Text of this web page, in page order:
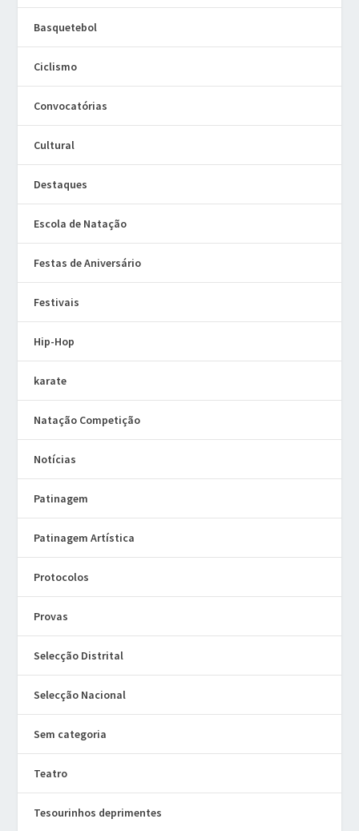
Basquetebol
Ciclismo
Convocatórias
Cultural
Destaques
Escola de Natação
Festas de Aniversário
Festivais
Hip-Hop
karate
Natação Competição
Notícias
Patinagem
Patinagem Artística
Protocolos
Provas
Selecção Distrital
Selecção Nacional
Sem categoria
Teatro
Tesourinhos deprimentes